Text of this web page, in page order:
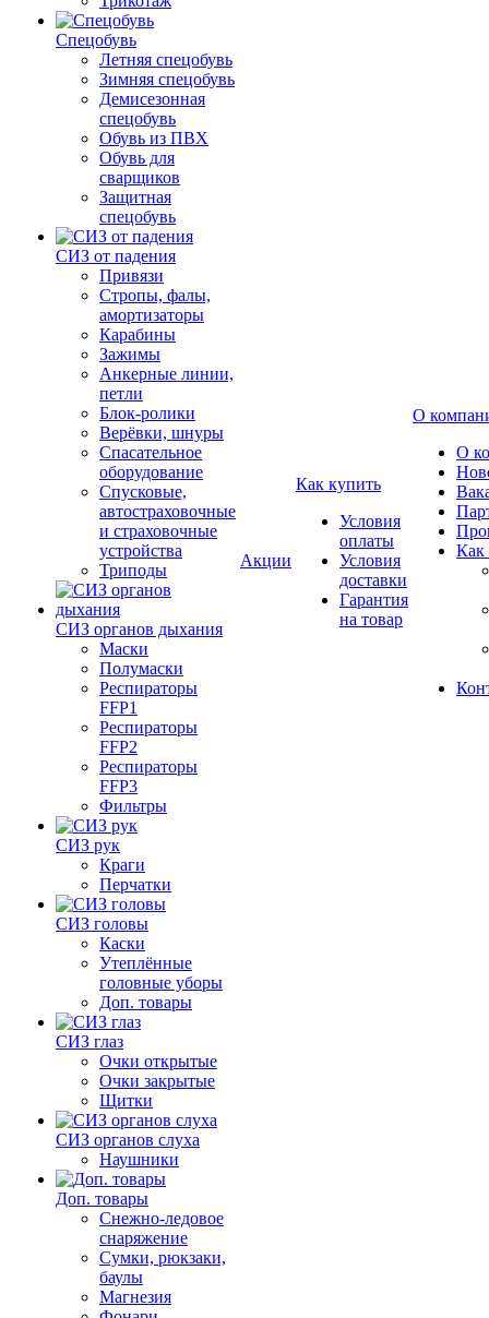
Спецобувь
Летняя спецобувь
Зимняя спецобувь
Демисезонная
спецобувь
Обувь из ПВХ
Обувь для
сварщиков
Защитная
спецобувь
СИЗ от падения
Привязи
Стропы, фалы,
амортизаторы
Карабины
Зажимы
Анкерные линии,
петли
Блок-ролики
Верёвки, шнуры
Спасательное
оборудование
Спусковые,
автостраховочные
и страховочные
устройства
Триподы
СИЗ органов дыхания
Маски
Полумаски
Респираторы
FFP1
Респираторы
FFP2
Респираторы
FFP3
Фильтры
СИЗ рук
Краги
Перчатки
СИЗ головы
Каски
Утеплённые
головные уборы
Доп. товары
СИЗ глаз
Очки открытые
Очки закрытые
Щитки
СИЗ органов слуха
Наушники
Доп. товары
Снежно-ледовое
снаряжение
Сумки, рюкзаки,
баулы
Магнезия
Акции
Как купить
Условия
оплаты
Условия
доставки
Гарантия
на товар
О
О
Как